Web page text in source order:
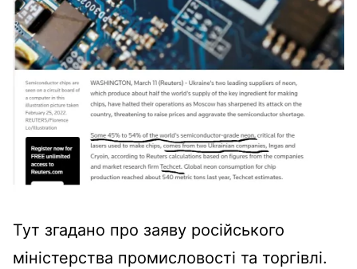
Тут згадано про заяву російського
міністерства промисловості та торгівлі.